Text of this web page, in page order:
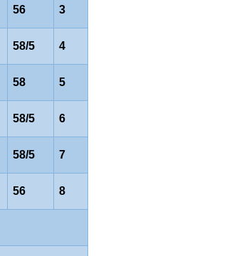
56 3
58/5 4
58 5
58/5 6
58/5 7
56 8